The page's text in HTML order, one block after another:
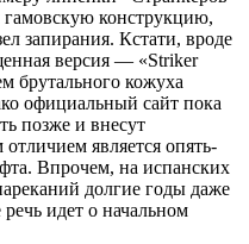
конструкцию,
запирания. Кстати, вроде
версия — «Striker
брутального кожуха
официальный сайт пока
позже и внесут
является опять-
Впрочем, на испанских
долгие годы даже
идет о начальном